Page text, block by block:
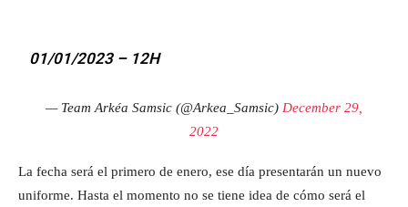
01/01/2023 – 12H
— Team Arkéa Samsic (@Arkea_Samsic) December 29,
2022
La fecha será el primero de enero, ese día presentarán un nuevo
uniforme. Hasta el momento no se tiene idea de cómo será el